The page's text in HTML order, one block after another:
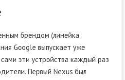
брендом (линейка
Google выпускает уже
эти устройства каждый раз
Первый Nexus был